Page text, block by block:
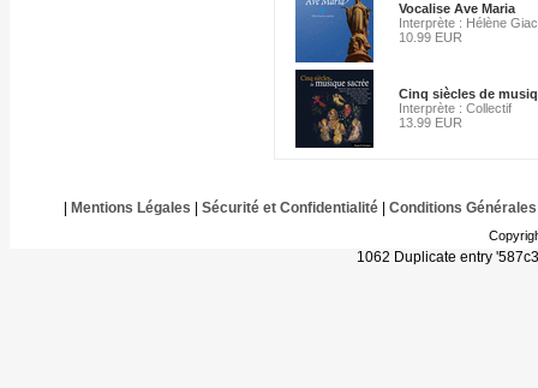
Vocalise Ave Maria
Interprète : Hélène
10.99 EUR
Cinq siècles de
Interprète : Collectif
13.99 EUR
Mentions Légales Sécurité et Confidentialité| Conditions Générales
1062 Duplicate entry